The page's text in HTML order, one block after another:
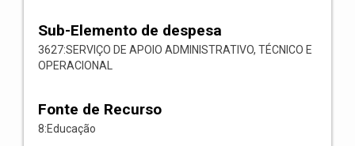
Sub-Elemento de despesa
3627:SERVIÇO DE APOIO ADMINISTRATIVO, TÉCNICO E
OPERACIONAL
Fonte de Recurso
8:Educação